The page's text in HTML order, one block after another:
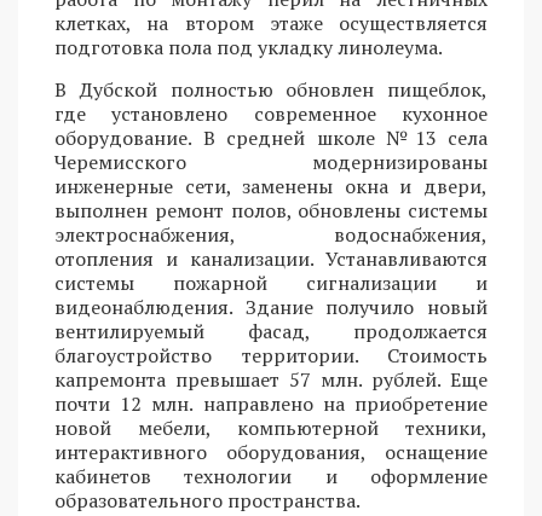
клетках, на втором этаже осуществляется
подготовка пола под укладку линолеума.
В Дубской полностью обновлен пищеблок,
где установлено современное кухонное
оборудование. В средней школе №13 села
Черемисского модернизированы
инженерные сети, заменены окна и двери,
выполнен ремонт полов, обновлены системы
электроснабжения, водоснабжения,
отопления и канализации. Устанавливаются
системы пожарной сигнализации и
видеонаблюдения. Здание получило новый
вентилируемый фасад, продолжается
благоустройство территории. Стоимость
капремонта превышает 57 млн. рублей. Еще
почти 12 млн. направлено на приобретение
новой мебели, компьютерной техники,
интерактивного оборудования, оснащение
кабинетов технологии и оформление
образовательного пространства.